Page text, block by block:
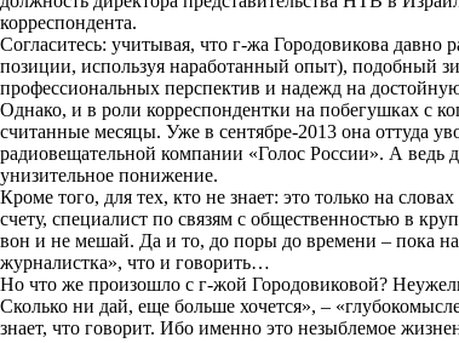
корреспондента.
Согласитесь: учитывая, что г-жа Городовикова давно
позиции, используя наработанный опыт), подобный
профессиональных перспектив и надежд на
Однако, и в роли корреспондентки на побегушках с
считанные месяцы. Уже в сентябре-2013 она оттуда
радиовещательной компании «Голос России». А
унизительное понижение.
Кроме того, для тех, кто не знает: это только на
счету, специалист по связям с общественностью в
вон и не мешай. Да и то, до поры до времени – пока
журналистка», что и говорить…
Но что же произошло с г-жой Городовиковой?
Сколько ни дай, еще больше хочется», –
знает, что говорит. Ибо именно это незыблемое